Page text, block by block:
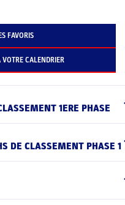
FAVORIS
CALENDRIER
1ERE PHASE
DE CLASSEMENT PHASE 1